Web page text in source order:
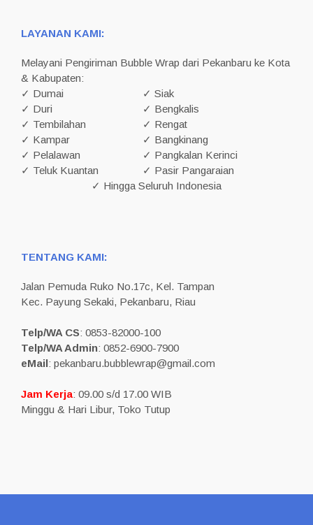
LAYANAN KAMI:
Melayani Pengiriman Bubble Wrap dari Pekanbaru ke Kota
& Kabupaten:
✓ Dumai
✓ Siak
✓ Duri
✓ Bengkalis
✓ Tembilahan
✓ Rengat
✓ Kampar
✓ Bangkinang
✓ Pelalawan
✓ Pangkalan Kerinci
✓ Teluk Kuantan
✓ Pasir Pangaraian
✓ Hingga Seluruh Indonesia
TENTANG KAMI:
Jalan Pemuda Ruko No.17c, Kel. Tampan
Kec. Payung Sekaki, Pekanbaru, Riau
Telp/WA CS: 0853-82000-100
Telp/WA Admin: 0852-6900-7900
eMail: pekanbaru.bubblewrap@gmail.com
Jam Kerja: 09.00 s/d 17.00 WIB
Minggu & Hari Libur, Toko Tutup